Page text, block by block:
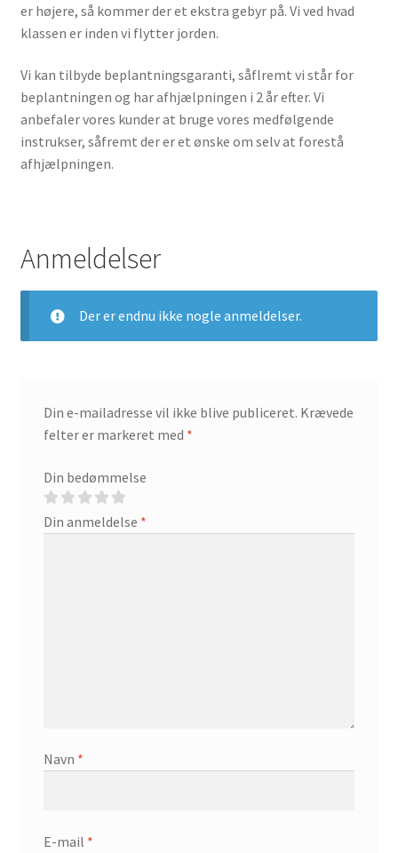
er højere, så kommer der et ekstra gebyr på. Vi ved hvad
klassen er inden vi flytter jorden.
Vi kan tilbyde beplantningsgaranti, såflremt vi står for
beplantningen og har afhjælpningen i 2 år efter. Vi
anbefaler vores kunder at bruge vores medfølgende
instrukser, såfremt der er et ønske om selv at forestå
afhjælpningen.
Anmeldelser
Der er endnu ikke nogle anmeldelser.
Din e-mailadresse vil ikke blive publiceret. Krævede
felter er markeret med *
Din bedømmelse
Din anmeldelse *
Navn *
E-mail *